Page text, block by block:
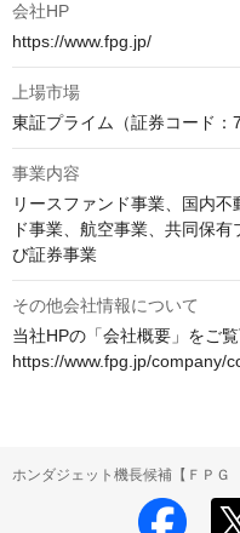
会社HP
https://www.fpg.jp/
上場市場
東証プライム（証券コード：
事業内容
リースファンド事業、国内
ド事業、航空事業、共同保
び証券事業
その他会社情報について
当社HPの「会社概要」をご
https://www.fpg.jp/company/
ホンダジェット機長候補【ＦＰ